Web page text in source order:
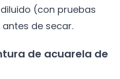
(con pruebas
de secar.
de acuarela de